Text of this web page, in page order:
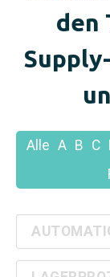
den
Alle A B C